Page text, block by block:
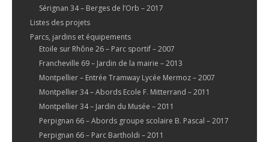
Sérignan 34 – Berges de l’Orb – 2017
Listes des projets
Parcs, jardins et équipements
Etoile sur Rhône 26 – Parc sportif – 2007
Francheville 69 – Jardin de la mairie – 2013
Montpellier – Entrée Tramway Lycée Mermoz – 2007
Montpellier 34 – Abords Ecole F. Mitterrand – 2011
Montpellier 34 – Jardin du Musée – 2011
Perpignan 66 – Abords groupe scolaire B. Pascal – 2017
Perpignan 66 – Parc Bartholdi – 2011